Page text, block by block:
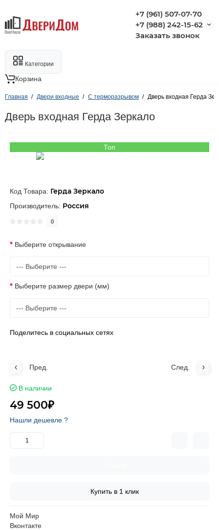
+7 (961) 507-07-70
+7 (988) 242-15-62
Заказать звонок
Категории
Корзина
Главная Двери входные С терморазрывом Дверь входная Герда
Дверь входная Герда Зеркало
Топ
Код Товара: Герда Зеркало
Производитель: Россия
0
Выберите открывание
Выберите размер двери (мм)
Поделитесь в социальных сетях
Пред. След.
В наличии
49 500₽
Нашли дешевле ?
Купить в 1 клик
Мой Мир
Вконтакте